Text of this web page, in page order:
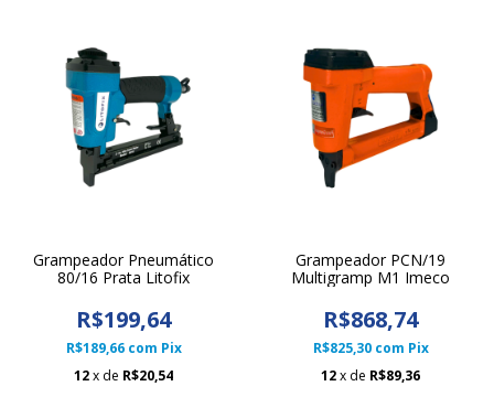
Grampeador Pneumático
80/16 Prata Litofix
R$199,64
R$189,66 com Pix
12x de R$20,54
Grampeador PCN/19
Multigramp M1 Imeco
R$868,74
R$825,30 com Pix
12x de R$89,36